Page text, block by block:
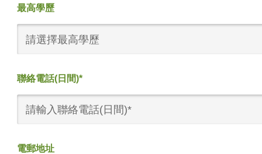
最高學歷
請選擇最高學歷
聯絡電話(日間)*
電郵地址